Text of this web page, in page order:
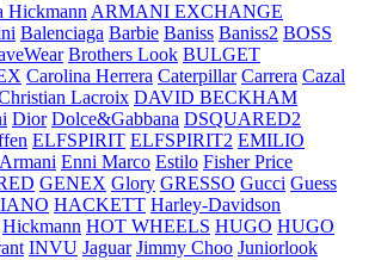
Hickmann ARMANI EXCHANGE
Balenciaga Barbie Baniss Baniss2 BOSS
Brothers Look BULGET
Carolina Herrera Caterpillar Carrera Cazal
Lacroix DAVID BECKHAM
Dior Dolce&Gabbana DSQUARED2
ELFSPIRIT ELFSPIRIT2 EMILIO
Enni Marco Estilo Fisher Price
GENEX Glory GRESSO Gucci Guess
HACKETT Harley-Davidson
Hickmann HOT WHEELS HUGO HUGO
INVU Jaguar Jimmy Choo Juniorlook